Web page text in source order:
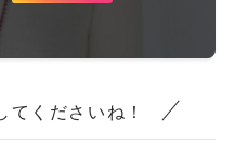
てくださいね！